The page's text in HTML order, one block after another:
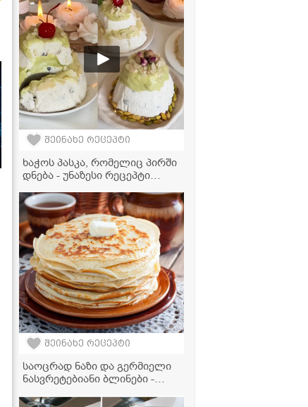
შეინახე რეცეპტი
ხაჭოს პასკა, რომელიც პირში
დნება - უნაზესი რეცეპტი
შეინახე რეცეპტი
საოცრად ნაზი და გერმიელი
ნასვრეტებიანი ბლინები -